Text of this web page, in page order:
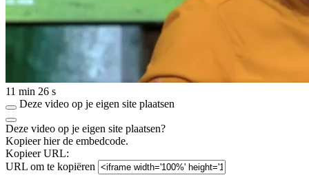
11 min 26 s
Deze video op je eigen site plaatsen
Deze video op je eigen site plaatsen?
Kopieer hier de embedcode.
Kopieer URL:
URL om te kopiëren